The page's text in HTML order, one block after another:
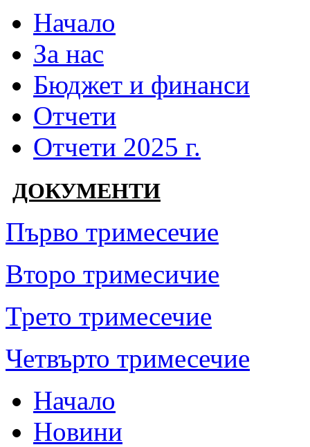
Начало
За нас
Бюджет и финанси
Отчети
Отчети 2025 г.
ДОКУМЕНТИ
Първо тримесечие
Второ тримесичие
Трето тримесечие
Четвърто тримесечие
Начало
Новини